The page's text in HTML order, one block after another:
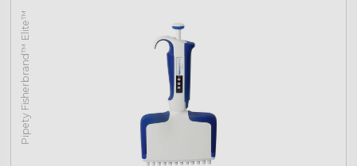
Pipety Fisherbrand™ Elite™